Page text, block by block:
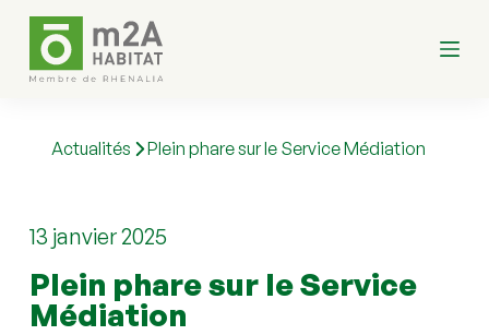
P
Actualités Plein phare sur le Service Médiation
13 janvier 2025
Plein phare sur le Service
Médiation